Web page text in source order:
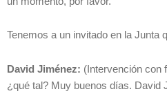
Tenemos a un invitado en la Junta
David Jiménez: (Intervención con
¿qué tal? Muy buenos días. David